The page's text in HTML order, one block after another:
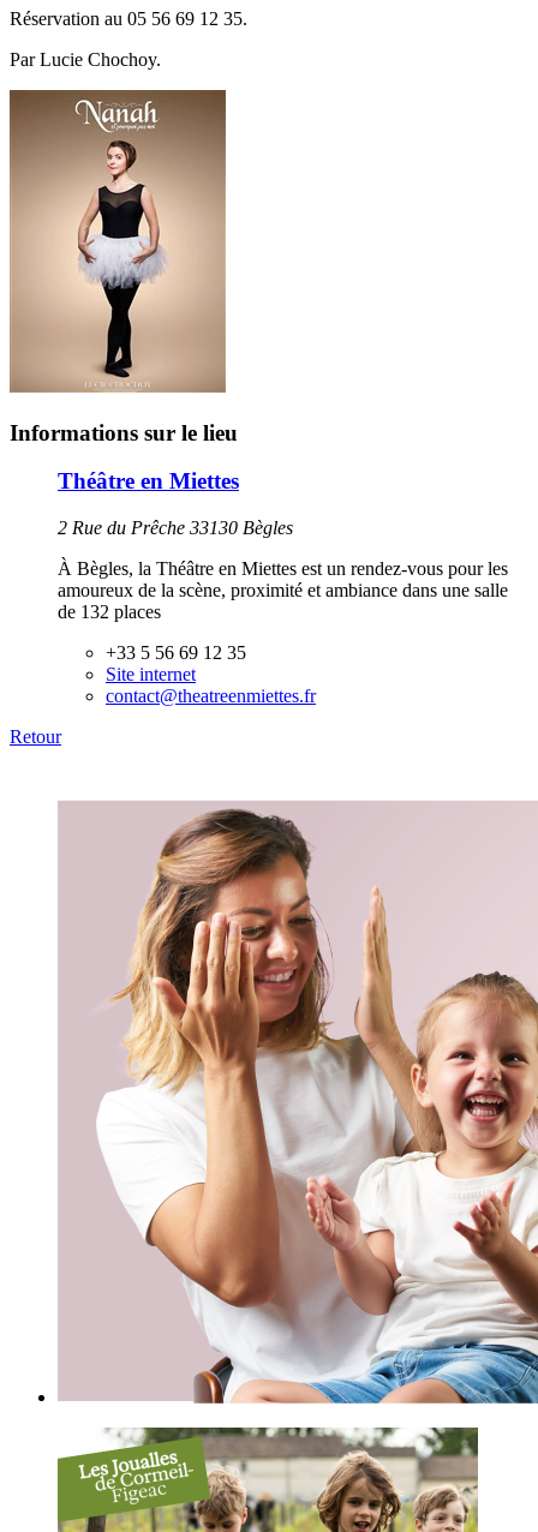
Réservation au 05 56 69 12 35.
Par Lucie Chochoy.
Informations sur le lieu
Théâtre en Miettes
2 Rue du Prêche 33130 Bègles
À Bègles, la Théâtre en Miettes est un rendez-vous pour les
amoureux de la scène, proximité et ambiance dans une salle
de 132 places
+33 5 56 69 12 35
Site internet
contact@theatreenmiettes.fr
Retour